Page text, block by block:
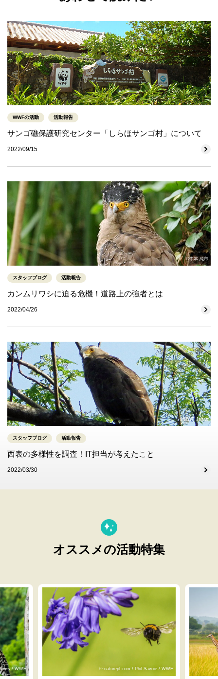
WWFの活動 活動報告
サンゴ礁保護研究センター「しらほサンゴ村」について
2022/09/15
©中本 純市
スタッフブログ 活動報告
カンムリワシに迫る危機！道路上の強者とは
2022/04/26
©WWF Japan
スタッフブログ 活動報告
西表の多様性を調査！IT担当が考えたこと
2022/03/30
オススメの活動特集
/ WWF © naturepl.com / Phil Savoie / WWF